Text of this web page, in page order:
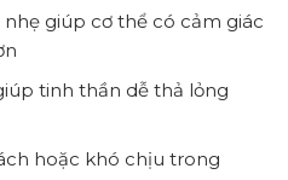
nhẹ giúp cơ thể có cảm giác
tinh thần dễ thả lỏng
hoặc khó chịu trong